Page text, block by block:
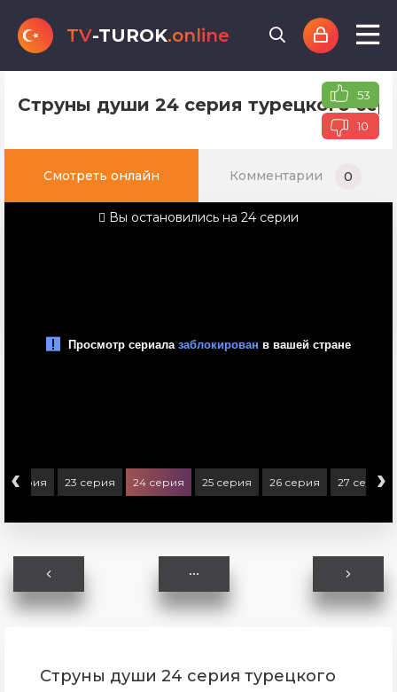
TV-TUROK.online
Струны души 24 серия турецкого 53
10
Смотреть онлайн Комментарии 0
Вы остановились на 24 серии
‹
серия 23 серия 24 серия 25 серия 26 серия 27 серия
›
Струны души 24 серия турецкого